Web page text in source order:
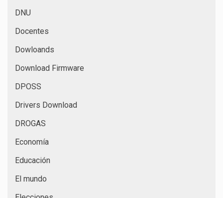
DNU
Docentes
Dowloands
Download Firmware
DPOSS
Drivers Download
DROGAS
Economía
Educación
El mundo